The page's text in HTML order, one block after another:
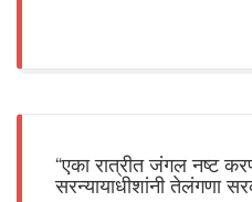
“एका रात्रीत जंगल नष्ट
सरन्यायाधीशांनी तेलंगणा